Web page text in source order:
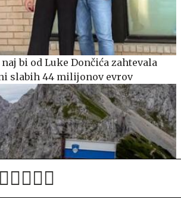
bi od Luke Dončića zahtevala
slabih 44 milijonov evrov